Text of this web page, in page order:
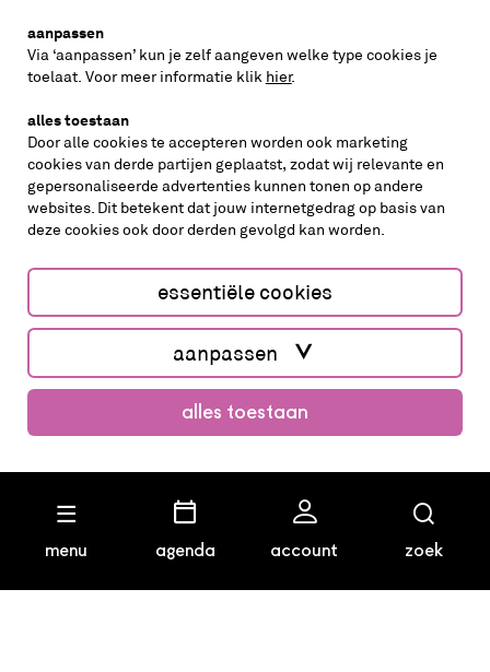
menu agenda account zoek
koop kaarten
volg ons op
cookies aanpassen cookies/privacy
Website by The Cre8ion.Lab
aanpassen
Via ‘aanpassen’ kun je zelf aangeven welke type cookies je
toelaat. Voor meer informatie klik hier.
alles toestaan
Door alle cookies te accepteren worden ook marketing
cookies van derde partijen geplaatst, zodat wij relevante en
gepersonaliseerde advertenties kunnen tonen op andere
websites. Dit betekent dat jouw internetgedrag op basis van
deze cookies ook door derden gevolgd kan worden.
essentiële cookies
aanpassen
alles toestaan